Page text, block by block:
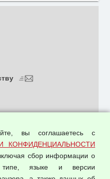
данных
вы соглашаетесь с
КОНФИДЕНЦИАЛЬНОСТИ
сбор информации о
типе, языке и версии